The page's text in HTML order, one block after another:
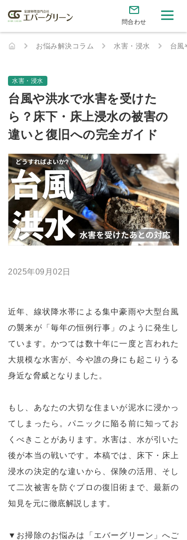
問合わせ
お悩み解決コラム 水害・浸水 台風
水害・浸水
台風や洪水で水害を受けた
ら？床下・床上浸水の被害の
違いと復旧への完全ガイド
2025年09月02日
近年、線状降水帯による集中豪雨や大型台風
の襲来が「毎年の恒例行事」のように発生し
ています。かつては数十年に一度と言われた
大規模な水害が、今や誰の身にも起こりうる
身近な脅威となりました。
もし、あなたの大切な住まいが泥水に浸かっ
てしまったら。パニックに陥る前に知ってお
くべきことがあります。水害は、水が引いた
後が本当の戦いです。本稿では、床下・床上
浸水の決定的な違いから、保険の活用、そし
て二次被害を防ぐプロの復旧術まで、最新の
知見を元に徹底解説します。
▼お掃除のお悩みは「エバーグリーン」へご